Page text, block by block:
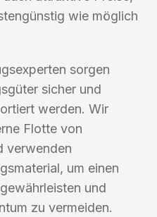
wie möglich
sorgen
sicher und
werden. Wir
Flotte von
verwenden
um einen
und
zu vermeiden.